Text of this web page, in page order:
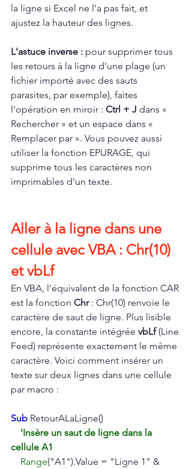
la ligne si Excel ne l'a pas fait, et
ajustez la hauteur des lignes.
L'astuce inverse : pour supprimer tous
les retours à la ligne d'une plage (un
fichier importé avec des sauts
parasites, par exemple), faites
l'opération en miroir : Ctrl + J dans «
Rechercher » et un espace dans «
Remplacer par ». Vous pouvez aussi
utiliser la fonction EPURAGE, qui
supprime tous les caractères non
imprimables d'un texte.
Aller à la ligne dans une
cellule avec VBA : Chr(10)
et vbLf
En VBA, l'équivalent de la fonction CAR
est la fonction Chr : Chr(10) renvoie le
caractère de saut de ligne. Plus lisible
encore, la constante intégrée vbLf (Line
Feed) représente exactement le même
caractère. Voici comment insérer un
texte sur deux lignes dans une cellule
par macro :
Sub RetourALaLigne()
'Insère un saut de ligne dans la
cellule A1
Range("A1").Value = "Ligne 1" &